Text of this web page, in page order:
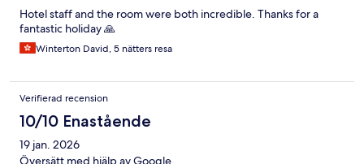
Hotel staff and the room were both incredible. Thanks for a
fantastic holiday 🙏
Winterton David, 5 nätters resa
Verifierad recension
10/10 Enastående
19 jan. 2026
Översätt med hjälp av Google